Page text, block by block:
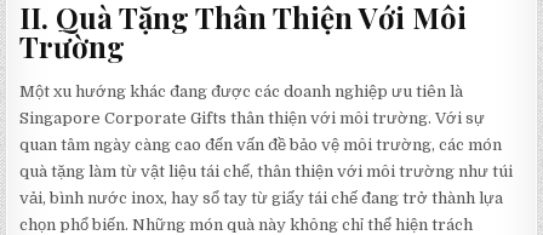
II. Quà Tặng Thân Thiện Với Môi
Trường
Một xu hướng khác đang được các doanh nghiệp ưu tiên là
Singapore Corporate Gifts thân thiện với môi trường. Với sự
quan tâm ngày càng cao đến vấn đề bảo vệ môi trường, các món
quà tặng làm từ vật liệu tái chế, thân thiện với môi trường như túi
vải, bình nước inox, hay sổ tay từ giấy tái chế đang trở thành lựa
chọn phổ biến. Những món quà này không chỉ thể hiện trách